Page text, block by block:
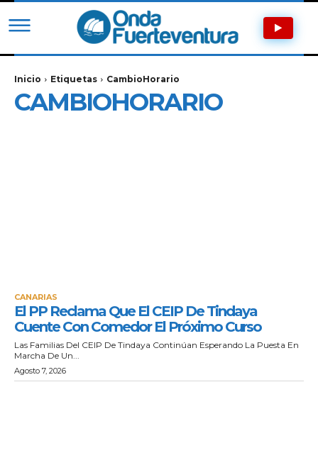
Inicio Etiquetas CambioHorario
CAMBIOHORARIO
CANARIAS
El PP Reclama Que El CEIP De Tindaya
Cuente Con Comedor El Próximo Curso
Las Familias Del CEIP De Tindaya Continúan Esperando La Puesta En
Marcha De Un...
Agosto 7, 2026